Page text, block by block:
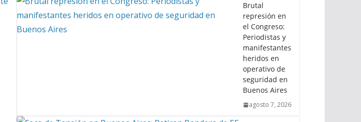
Brutal
represión en
el Congreso:
Periodistas y
manifestantes
heridos en
operativo de
seguridad en
Buenos Aires
agosto 7, 2026